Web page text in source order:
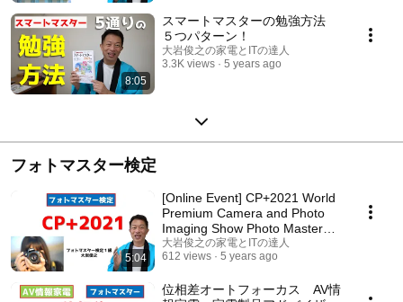
8:05
スマートマスターの勉強方法
５つパターン！
大岩俊之の家電とITの達人
3.3K views
5 years ago
フォトマスター検定
5:04
[Online Event] CP+2021 World
Premium Camera and Photo
Imaging Show Photo Master
Exam
大岩俊之の家電とITの達人
612 views
5 years ago
位相差オートフォーカス AV情